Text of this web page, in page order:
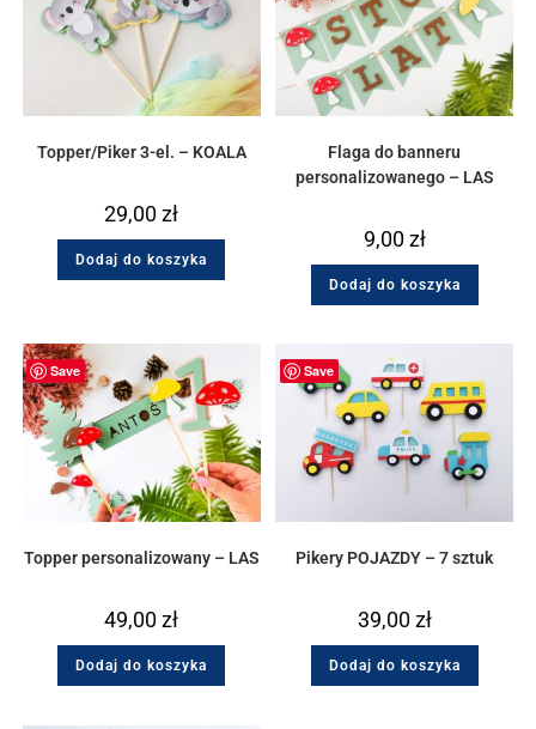
Topper/Piker 3-el. – KOALA
29,00zł
Dodaj do koszyka
Flaga do banneru
personalizowanego – LAS
9,00zł
Dodaj do koszyka
Save
Topper personalizowany – LAS
49,00zł
Dodaj do koszyka
Save
Pikery POJAZDY – 7 sztuk
39,00zł
Dodaj do koszyka